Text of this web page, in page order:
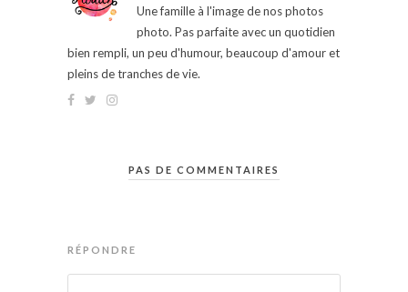
Une famille à l'image de nos photos
photo. Pas parfaite avec un quotidien
bien rempli, un peu d'humour, beaucoup d'amour et
pleins de tranches de vie.
PAS DE COMMENTAIRES
RÉPONDRE